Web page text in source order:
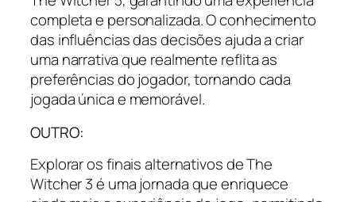
completa e personalizada. O conhecimento
das influências das decisões ajuda a criar
uma narrativa que realmente reflita as
preferências do jogador, tornando cada
jogada única e memorável.
OUTRO:
Explorar os finais alternativos de The
Witcher 3 é uma jornada que enriquece